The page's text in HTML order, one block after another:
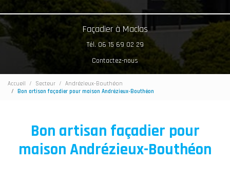
Façadier à Maclas
Tél. 06 15 69 02 29
Contactez-nous
Accueil Secteur
Andrézieux-Bouthéon
Bon artisan façadier pour maison Andrézieux-Bouthéon
Bon artisan façadier pour
maison Andrézieux-Bouthéon